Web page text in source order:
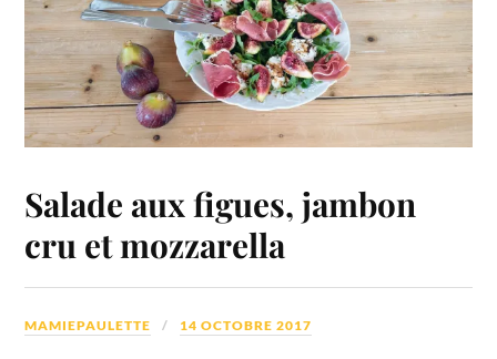
Salade aux figues, jambon
cru et mozzarella
MAMIEPAULETTE 14 OCTOBRE 2017